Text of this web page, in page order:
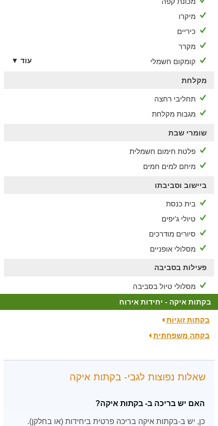
הסביבה
תבחרו מקום חדש לנפוש בו בכל יום -
רבות
ומעניינות כמו כפר נחום, יהודיה,
המשושים,
מיקרו
כיריים
מקרר
קומקום חשמלי
עוד ▼
מקלחת
תחליבי רחצה
מגבות מקלחת
שומרי שבת
פלטת חימום חשמלית
מיחם למים חמים
ביישוב וסביבתו
בית כנסת
טיולי ג'יפים
סיורים מודרכים
מסלולי אופניים
פעילות בסביבה
מסלולי טיול בסביבה
בקתות איקה - יחידות אירוח
בקתות זוגיות
בקתה משפחתית
שאלות נפוצות לגבי- בקתות איקה
האם יש בריכה ב- בקתות איקה?
כן, יש ב-בקתות איקה בריכה פרטית ביחידות (או בחלקן).